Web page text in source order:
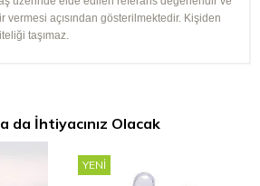
vermesi açısından gösterilmektedir. Kişiden
taşımaz.
da İhtiyacınız Olacak
YENI